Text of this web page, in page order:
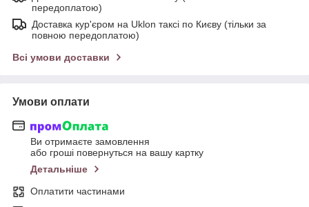
передоплатою)
Доставка кур'єром на Uklon таксі по Києву (тільки за
повною передоплатою)
Всі умови доставки
Умови оплати
Ви отримаєте замовлення
або гроші повернуться на вашу картку
Детальніше
Оплатити частинами